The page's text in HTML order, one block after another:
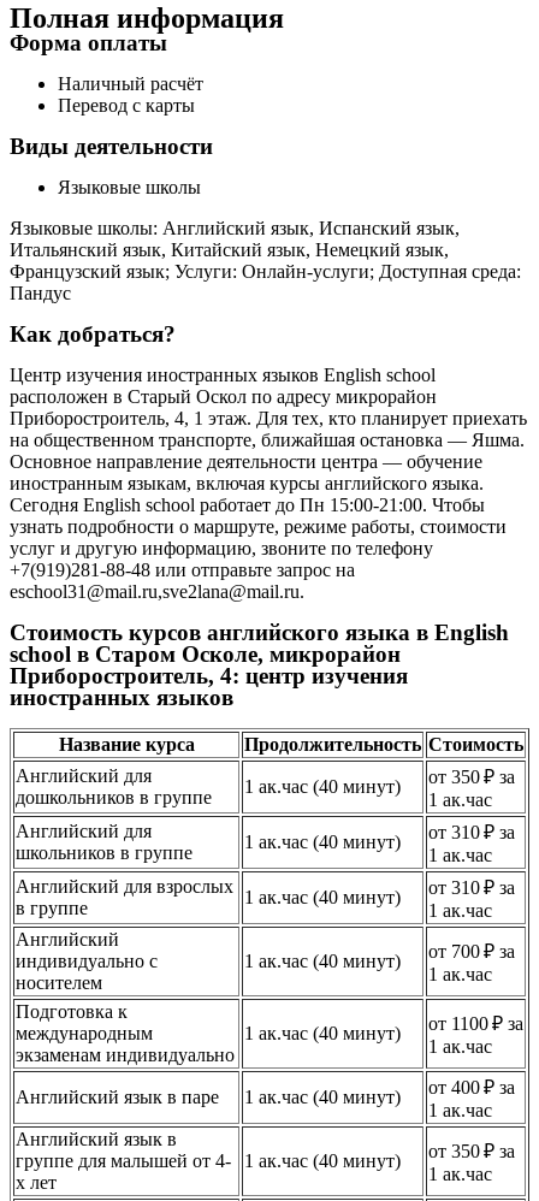
Полная информация
Форма оплаты
Наличный расчёт
Перевод с карты
Виды деятельности
Языковые школы
Языковые школы: Английский язык, Испанский язык,
Итальянский язык, Китайский язык, Немецкий язык,
Французский язык; Услуги: Онлайн-услуги; Доступная среда:
Пандус
Как добраться?
Центр изучения иностранных языков English school
расположен в Старый Оскол по адресу микрорайон
Приборостроитель, 4, 1 этаж. Для тех, кто планирует приехать
на общественном транспорте, ближайшая остановка — Яшма.
Основное направление деятельности центра — обучение
иностранным языкам, включая курсы английского языка.
Сегодня English school работает до Пн 15:00-21:00. Чтобы
узнать подробности о маршруте, режиме работы, стоимости
услуг и другую информацию, звоните по телефону
+7(919)281-88-48 или отправьте запрос на
eschool31@mail.ru,sve2lana@mail.ru.
Стоимость курсов английского языка в English
school в Старом Осколе, микрорайон
Приборостроитель, 4: центр изучения
иностранных языков
Название курса Продолжительность Стоимость
Английский для
дошкольников в группе
1 ак.час (40 минут)
от 350 ₽ за
1 ак.час
Английский для
школьников в группе
1 ак.час (40 минут)
от 310 ₽ за
1 ак.час
Английский для взрослых
в группе
1 ак.час (40 минут)
от 310 ₽ за
1 ак.час
Английский
индивидуально с
носителем
1 ак.час (40 минут)
от 700 ₽ за
1 ак.час
Подготовка к
международным
экзаменам индивидуально
1 ак.час (40 минут)
от 1100 ₽ за
1 ак.час
Английский язык в паре 1 ак.час (40 минут)
от 400 ₽ за
1 ак.час
Английский язык в
группе для малышей от 4-
х лет
1 ак.час (40 минут)
от 350 ₽ за
1 ак.час